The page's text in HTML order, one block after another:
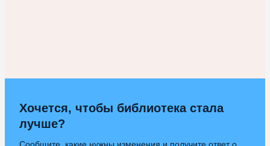
Хочется, чтобы библиотека стала
лучше?
Сообщите, какие нужны изменения и получите ответ о